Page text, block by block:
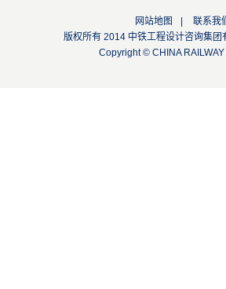
网站地图
联系我
版权所有 2014 中铁工程设计咨询
Copyright © CHINA